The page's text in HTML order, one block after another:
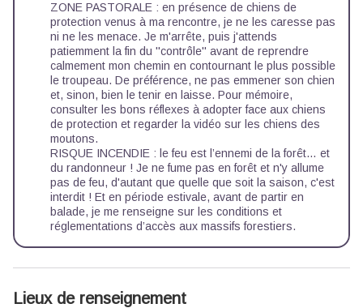
ZONE PASTORALE : en présence de chiens de
protection venus à ma rencontre, je ne les caresse pas
ni ne les menace. Je m'arrête, puis j'attends
patiemment la fin du ''contrôle'' avant de reprendre
calmement mon chemin en contournant le plus possible
le troupeau. De préférence, ne pas emmener son chien
et, sinon, bien le tenir en laisse. Pour mémoire,
consulter les bons réflexes à adopterface aux chiens
de protection et regarder la vidéo sur les chiens des
moutons.
RISQUE INCENDIE : le feu est l’ennemi de la forêt… et
du randonneur ! Je ne fume pas en forêt et n'y allume
pas de feu, d'autant que quelle que soit la saison, c'est
interdit ! Et en période estivale, avant de partir en
balade, je me renseigne sur les conditions et
réglementations d’accès aux massifs forestiers.
Lieux de renseignement